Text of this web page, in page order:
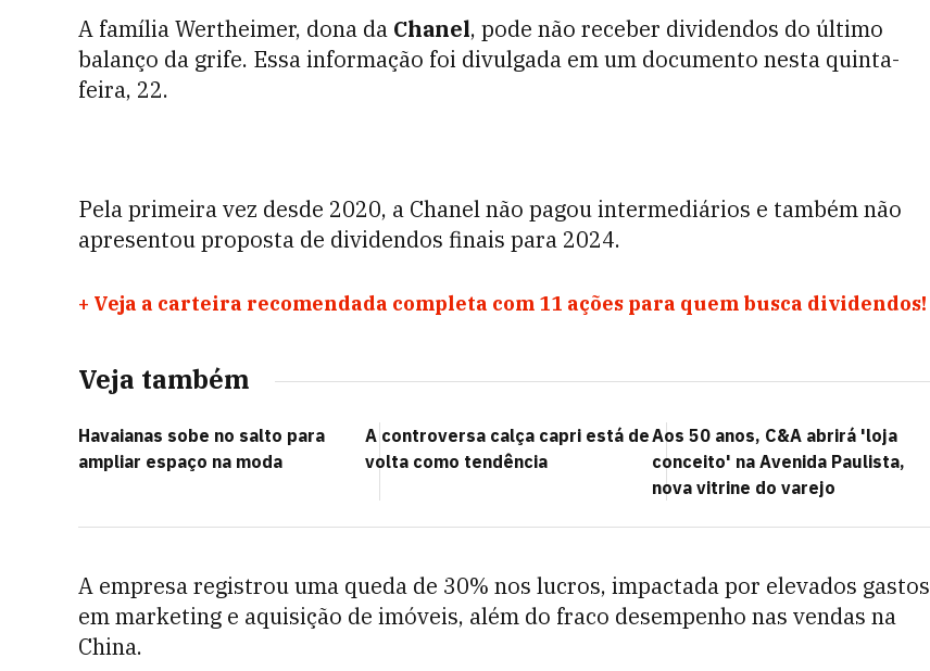
A família Wertheimer, dona da Chanel, pode não receber dividendos do último
balanço da grife. Essa informação foi divulgada em um documento nesta quinta-
feira, 22.
Pela primeira vez desde 2020, a Chanel não pagou intermediários e também não
apresentou proposta de dividendos finais para 2024.
+ Veja a carteira recomendada completa com 11 ações para quem busca dividendos!
Veja também
Havaianas sobe no salto para
ampliar espaço na moda
A controversa calça capri está de
volta como tendência
Aos 50 anos, C&A abrirá 'loja
conceito' na Avenida Paulista,
nova vitrine do varejo
A empresa registrou uma queda de 30% nos lucros, impactada por elevados gastos
em marketing e aquisição de imóveis, além do fraco desempenho nas vendas na
China.